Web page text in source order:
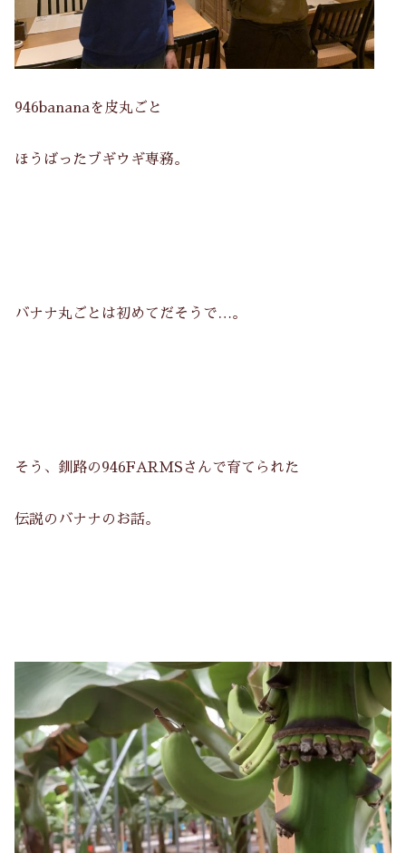
946bananaを皮丸ごと
ほうばったブギウギ専務。
バナナ丸ごとは初めてだそうで…。
そう、釧路の946FARMSさんで育てられた
伝説のバナナのお話。